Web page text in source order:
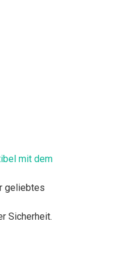
mit dem
geliebtes
Sicherheit.